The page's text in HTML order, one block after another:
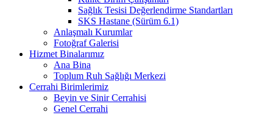
Sağlık Tesisi Değerlendirme Standartları
SKS Hastane (Sürüm 6.1)
Anlaşmalı Kurumlar
Fotoğraf Galerisi
Hizmet Binalarımız
Ana Bina
Toplum Ruh Sağlığı Merkezi
Cerrahi Birimlerimiz
Beyin ve Sinir Cerrahisi
Genel Cerrahi